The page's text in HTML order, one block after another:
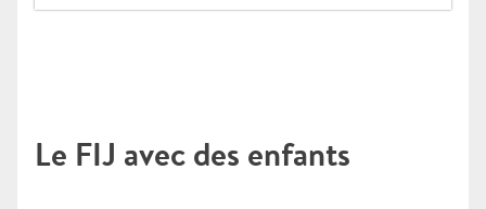
Le FIJ avec des enfants